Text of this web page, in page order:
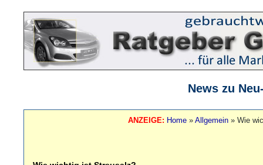
News zu
ANZEIGE: Home » Allgemein » Wie